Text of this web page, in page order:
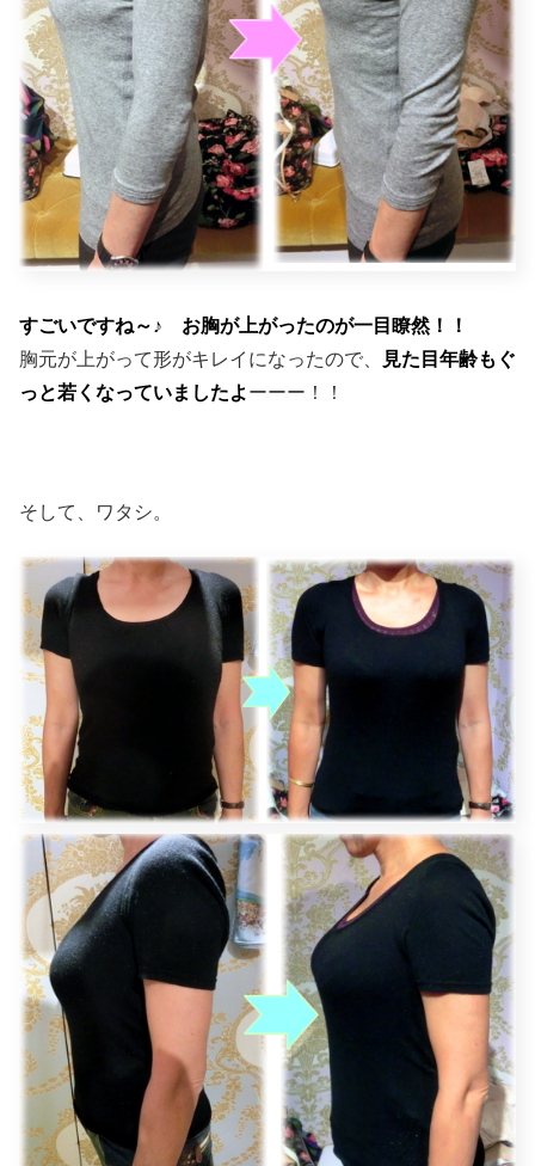
すごいですね～♪ お胸が上がったのが一目瞭然！！
胸元が上がって形がキレイになったので、
見た目年齢もぐ
っと若くなっていましたよ ーーー！！
そして、ワタシ。